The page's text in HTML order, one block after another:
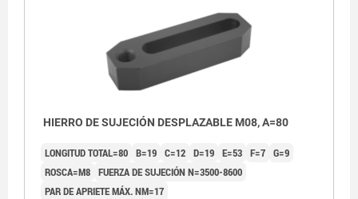
HIERRO DE SUJECIÓN DESPLAZABLE M08, A=80
LONGITUD TOTAL=80 B=19 C=12 D=19 E=53 F=7 G=9
ROSCA=M8 FUERZA DE SUJECIÓN N=3500-8600
PAR DE APRIETE MÁX. NM=17